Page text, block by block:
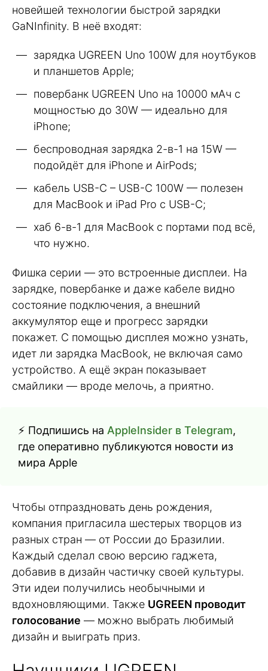
новейшей технологии быстрой зарядки
GaNInfinity. В неё входят:
зарядка UGREEN Uno 100W для ноутбуков
и планшетов Apple;
повербанк UGREEN Uno на 10000 мАч с
мощностью до 30W — идеально для
iPhone;
беспроводная зарядка 2-в-1 на 15W —
подойдёт для iPhone и AirPods;
кабель USB-C – USB-C 100W — полезен
для MacBook и iPad Pro с USB-C;
хаб 6-в-1 для MacBook с портами под всё,
что нужно.
Фишка серии — это встроенные дисплеи. На
зарядке, повербанке и даже кабеле видно
состояние подключения, а внешний
аккумулятор еще и прогресс зарядки
покажет. С помощью дисплея можно узнать,
идет ли зарядка MacBook, не включая само
устройство. А ещё экран показывает
смайлики — вроде мелочь, а приятно.
⚡ Подпишись на AppleInsider в Telegram,
где оперативно публикуются новости из
мира Apple
Чтобы отпраздновать день рождения,
компания пригласила шестерых творцов из
разных стран — от России до Бразилии.
Каждый сделал свою версию гаджета,
добавив в дизайн частичку своей культуры.
Эти идеи получились необычными и
вдохновляющими. Также UGREEN проводит
голосование — можно выбрать любимый
дизайн и выиграть приз.